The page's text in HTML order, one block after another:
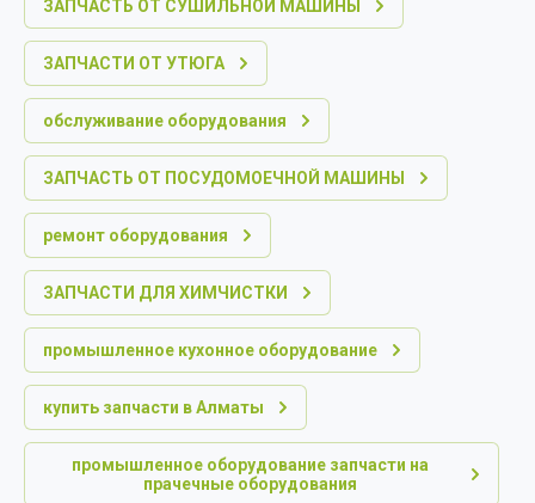
ЗАПЧАСТЬ ОТ СУШИЛЬНОЙ МАШИНЫ
ЗАПЧАСТИ ОТ УТЮГА
обслуживание оборудования
ЗАПЧАСТЬ ОТ ПОСУДОМОЕЧНОЙ МАШИНЫ
ремонт оборудования
ЗАПЧАСТИ ДЛЯ ХИМЧИСТКИ
промышленное кухонное оборудование
купить запчасти в Алматы
промышленное оборудование запчасти на
прачечные оборудования